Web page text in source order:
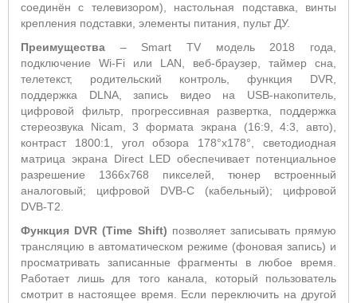
соединён с телевизором), настольная подставка, винты
крепления подставки, элементы питания, пульт ДУ.
Преимущества – Smart TV модель 2018 года,
подключение Wi-Fi или LAN, веб-браузер, таймер сна,
телетекст, родительский контроль, функция DVR,
поддержка DLNA, запись видео на USB-накопитель,
цифровой фильтр, прогрессивная развертка, поддержка
стереозвука Nicam, 3 формата экрана (16:9, 4:3, авто),
контраст 1800:1, угол обзора 178°х178°, светодиодная
матрица экрана Direct LED обеспечивает потенциальное
разрешение 1366x768 пикселей, тюнер встроенный
аналоговый; цифровой DVB-C (кабельный); цифровой
DVB-T2.
Функция DVR (Time Shift) позволяет записывать прямую
трансляцию в автоматическом режиме (фоновая запись) и
просматривать записанные фрагменты в любое время.
Работает лишь для того канала, который пользователь
смотрит в настоящее время. Если переключить на другой